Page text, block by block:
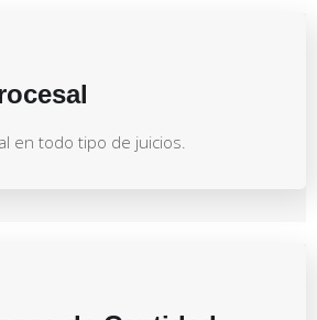
en todo tipo de juicios.